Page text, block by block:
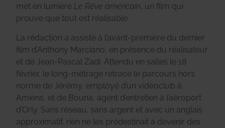
met en lumière Le Rêve américain, un film qui
prouve que tout est réalisable.
La rédaction a assisté à l’avant-première du dernier
film d’Anthony Marciano, en présence du réalisateur
et de Jean-Pascal Zadi Attendu en salles le 18
février, le long-métrage retrace le parcours hors
norme de Jérémy, employé d’un vidéoclub à
Amiens, et de Bouna, agent d’entretien à l’aéroport
d’Orly. Sans réseau, sans argent et avec un anglais
approximatif, rien ne les prédestinait à devenir des